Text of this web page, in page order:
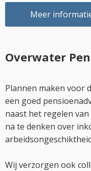
Meer
Overwater
Plannen maken voor
een goed
naast het regelen
na te denken over
Wij verzorgen ook